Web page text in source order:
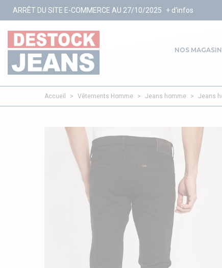
E-COMMERCE AU 27/10/2025 + d'infos
NOS
Accueil > Vêtements Homme > Jeans homme > Jeans